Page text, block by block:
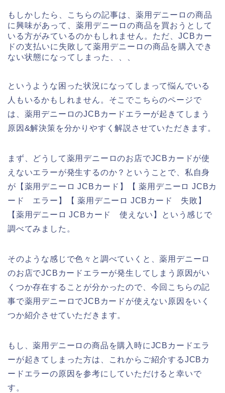
もしかしたら、こちらの記事は、薬用デニーロの商品
に興味があって、薬用デニーロの商品を買おうとして
いる方がみているのかもしれません。ただ、JCBカー
ドの支払いに失敗して薬用デニーロの商品を購入でき
ない状態になってしまった、、、
というような困った状況になってしまって悩んでいる
人もいるかもしれません。そこでこちらのページで
は、薬用デニーロのJCBカードエラーが起きてしまう
原因&解決策を分かりやすく解説させていただきます。
まず、どうして薬用デニーロのお店でJCBカードが使
えないエラーが発生するのか？ということで、私自身
が【薬用デニーロ JCBカード】【 薬用デニーロ JCBカ
ード エラー】【 薬用デニーロ JCBカード 失敗】
【薬用デニーロ JCBカード 使えない】という感じで
調べてみました。
そのような感じで色々と調べていくと、薬用デニーロ
のお店でJCBカードエラーが発生してしまう原因がい
くつか存在することが分かったので、今回こちらの記
事で薬用デニーロでJCBカードが使えない原因をいく
つか紹介させていただきます。
もし、薬用デニーロの商品を購入時にJCBカードエラ
ーが起きてしまった方は、これからご紹介するJCBカ
ードエラーの原因を参考にしていただけると幸いで
す。